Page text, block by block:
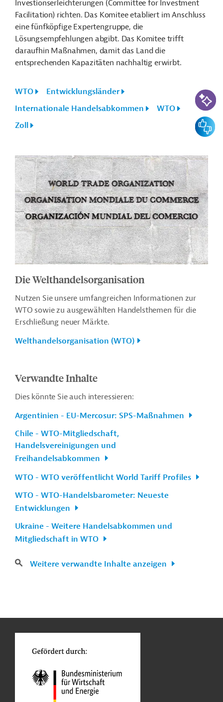
Investionserleichterungen (Committee for Investment
Facilitation) richten. Das Komitee etabliert im Anschluss
eine fünfköpfige Expertengruppe, die
Lösungsempfehlungen abgibt. Das Komitee trifft
daraufhin Maßnahmen, damit das Land die
entsprechenden Kapazitäten nachhaltig erwirbt.
WTO
Entwicklungsländer
Internationale Handelsabkommen
WTO
Zoll
Die Welthandelsorganisation
Nutzen Sie unsere umfangreichen Informationen zur
WTO sowie zu ausgewählten Handelsthemen für die
Erschließung neuer Märkte.
Welthandelsorganisation (WTO)
Verwandte Inhalte
Dies könnte Sie auch interessieren:
Argentinien - EU-Mercosur: SPS-Maßnahmen
Chile - WTO-Mitgliedschaft,
Handelsvereinigungen und
Freihandelsabkommen
WTO - WTO veröffentlicht World Tariff Profiles
WTO - WTO-Handelsbarometer: Neueste
Entwicklungen
Ukraine - Weitere Handelsabkommen und
Mitgliedschaft in WTO
Weitere verwandte Inhalte anzeigen
KI-